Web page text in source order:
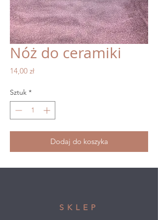
Nóż do ceramiki
14,00 złCena
Sztuk *
Dodaj do koszyka
SKLEP